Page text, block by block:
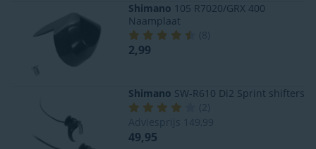
Shimano 105 R7020/GRX 400
Naamplaat
( 8
2,99
Shimano SW-R610 Di2 Sprint shifters
(2
Adviesprijs
149,99
49,95